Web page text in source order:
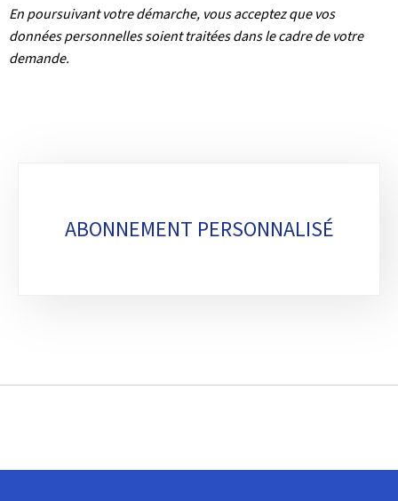
En poursuivant votre démarche, vous acceptez que vos
données personnelles soient traitées dans le cadre de votre
demande.
rubriquesABONNEMENT PERSONNALISÉ